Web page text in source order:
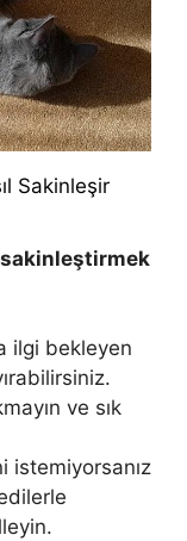
Sakinleşir
sakinleştirmek
ilgi bekleyen
ve sık
istemiyorsanız